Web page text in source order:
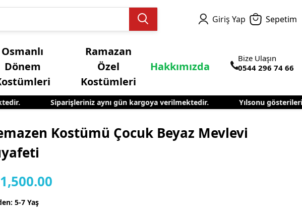
Giriş Yap Sepetim
Erkek Yöresel Kostümleri
Osmanlı
Dönem
Ramazan
Özel
Kostümleri
Hakkımızda
Bize Ulaşın
0544 296 74 66
Siparişleriniz aynı gün kargoya verilmektedir. Yılsonu
Kostümü Çocuk Beyaz Mevlevi
:5-7 Yaş